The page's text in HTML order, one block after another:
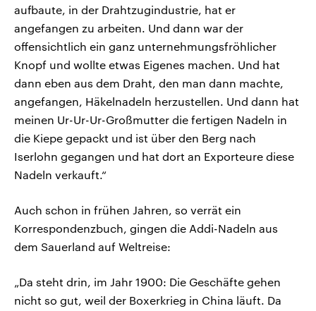
aufbaute, in der Drahtzugindustrie, hat er
angefangen zu arbeiten. Und dann war der
offensichtlich ein ganz unternehmungsfröhlicher
Knopf und wollte etwas Eigenes machen. Und hat
dann eben aus dem Draht, den man dann machte,
angefangen, Häkelnadeln herzustellen. Und dann hat
meinen Ur-Ur-Ur-Großmutter die fertigen Nadeln in
die Kiepe gepackt und ist über den Berg nach
Iserlohn gegangen und hat dort an Exporteure diese
Nadeln verkauft.“
Auch schon in frühen Jahren, so verrät ein
Korrespondenzbuch, gingen die Addi-Nadeln aus
dem Sauerland auf Weltreise:
„Da steht drin, im Jahr 1900: Die Geschäfte gehen
nicht so gut, weil der Boxerkrieg in China läuft. Da